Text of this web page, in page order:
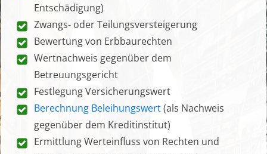
Entschädigung)
Zwangs- oder Teilungsversteigerung
Bewertung von Erbbaurechten
Wertnachweis gegenüber dem
Betreuungsgericht
Festlegung Versicherungswert
Berechnung Beleihungswert(als Nachweis
gegenüber dem Kreditinstitut)
Ermittlung Werteinfluss von Rechten und